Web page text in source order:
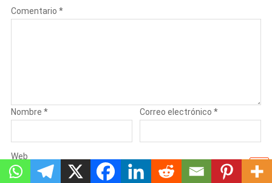
Comentario *
Nombre * Correo electrónico*
Web